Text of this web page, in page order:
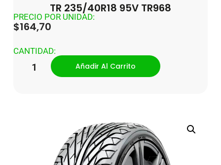
TR 235/40R18 95V TR968
PRECIO POR UNIDAD:
$164,70
CANTIDAD:
Añadir Al Carrito